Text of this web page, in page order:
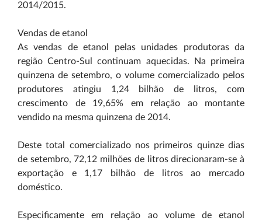
2014/2015.
Vendas de etanol
As vendas de etanol pelas unidades produtoras da
região Centro-Sul continuam aquecidas. Na primeira
quinzena de setembro, o volume comercializado pelos
produtores atingiu 1,24 bilhão de litros, com
crescimento de 19,65% em relação ao montante
vendido na mesma quinzena de 2014.
Deste total comercializado nos primeiros quinze dias
de setembro, 72,12 milhões de litros direcionaram-se à
exportação e 1,17 bilhão de litros ao mercado
doméstico.
Especificamente em relação ao volume de etanol